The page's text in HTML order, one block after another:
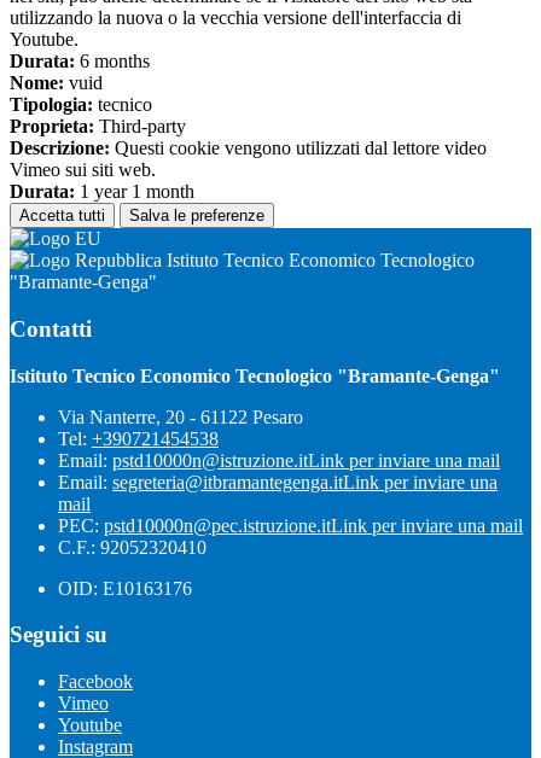
utilizzando la nuova o la vecchia versione dell'interfaccia di
Youtube.
Durata: 6 months
Nome: vuid
Tipologia: tecnico
Proprieta: Third-party
Descrizione: Questi cookie vengono utilizzati dal lettore video
Vimeo sui siti web.
Durata: 1 year 1 month
Accetta tutti Salva le preferenze
Istituto Tecnico Economico Tecnologico
"Bramante-Genga"
Contatti
Istituto Tecnico Economico Tecnologico "Bramante-Genga"
Via Nanterre, 20 - 61122 Pesaro
Tel: +390721454538
Email: pstd10000n@istruzione.itLink per inviare una mail
Email: segreteria@itbramantegenga.itLink per inviare una
mail
PEC: pstd10000n@pec.istruzione.itLink per inviare una mail
C.F.: 92052320410
OID: E10163176
Seguici su
Facebook
Vimeo
Youtube
Instagram